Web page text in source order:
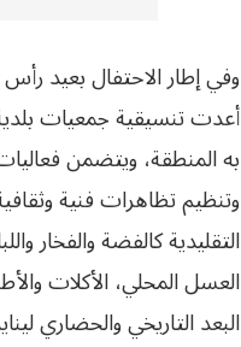
أعدت تنسيقية جمعيات بلدية
به المنطقة، ويتضمن فعاليات
وتنظيم تظاهرات فنية
التقليدية كالفضة والفخار
العسل المحلي، الأكلات
البعد التاريخي والحضاري